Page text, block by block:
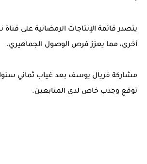
يتصدر قائمة الإنتاجات الرمضانية على
أخرى، مما يعزز فرص الوصول الجماهيري.
مشاركة فريال يوسف بعد غياب ثماني
توقع وجذب خاص لدى المتابعين.